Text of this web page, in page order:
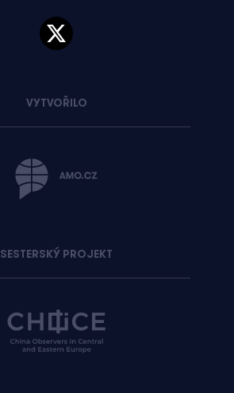
VYTVOŘILO
SESTERSKÝ PROJEKT